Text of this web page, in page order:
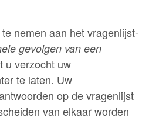
nemen aan het vragenlijst-
gevolgen van een
u verzocht uw
te laten. Uw
op de vragenlijst
van elkaar worden